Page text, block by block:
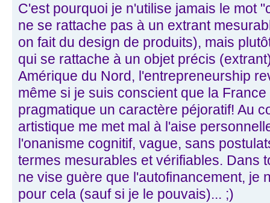
C'est pourquoi je n'utilise jamais le mot
ne se rattache pas à un extrant
on fait du design de produits), mais
qui se rattache à un objet précis
Amérique du Nord, l'entrepreneurship
même si je suis conscient que la
pragmatique un caractère péjoratif! Au
artistique me met mal à l'aise
l'onanisme cognitif, vague, sans
termes mesurables et vérifiables. Dans
ne vise guère que l'autofinancement, je
pour cela (sauf si je le pouvais)... ;)